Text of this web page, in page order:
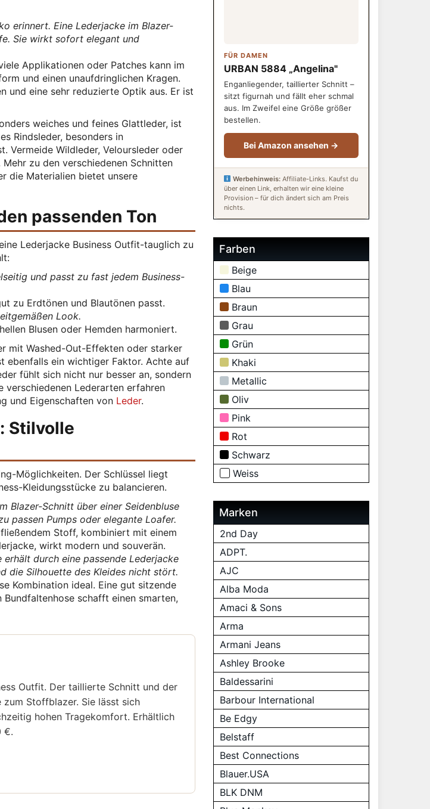
erinnert. Eine Lederjacke im Blazer-
Sie wirkt sofort elegant und
Applikationen oder Patches kann im
und einen unaufdringlichen Kragen.
und eine sehr reduzierte Optik aus. Er ist
weiches und feines Glattleder, ist
Rindsleder, besonders in
Vermeide Wildleder, Veloursleder oder
zu den verschiedenen Schnitten
die Materialien bietet unsere
passenden Ton
Lederjacke Business Outfit-tauglich zu
und passt zu fast jedem Business-
zu Erdtönen und Blautönen passt.
Look.
Blusen oder Hemden harmoniert.
mit Washed-Out-Effekten oder starker
ebenfalls ein wichtiger Faktor. Achte auf
fühlt sich nicht nur besser an, sondern
verschiedenen Lederarten erfahren
und Eigenschaften von Leder.
Stilvolle
Möglichkeiten. Der Schlüssel liegt
Kleidungsstücke zu balancieren.
Blazer-Schnitt über einer Seidenbluse
passen Pumps oder elegante Loafer.
Stoff, kombiniert mit einem
wirkt modern und souverän.
durch eine passende Lederjacke
die Silhouette des Kleides nicht stört.
Kombination ideal. Eine gut sitzende
schafft einen smarten,
Outfit. Der taillierte Schnitt und der
Stoffblazer. Sie lässt sich
hohen Tragekomfort. Erhältlich
€.
FÜR DAMEN
URBAN 5884 „Angelina"
Enganliegender, taillierter Schnitt –
sitzt figurnah und fällt eher schmal
aus. Im Zweifel eine Größe größer
bestellen.
Bei Amazon ansehen →
Werbehinweis: Affiliate-Links. Kaufst du
über einen Link, erhalten wir eine kleine
Provision – für dich ändert sich am Preis
nichts.
Farben
Beige
Blau
Braun
Grau
Grün
Khaki
Metallic
Oliv
Pink
Rot
Schwarz
Weiss
Marken
2nd Day
ADPT.
AJC
Alba Moda
Amaci & Sons
Arma
Armani Jeans
Ashley Brooke
Baldessarini
Barbour International
Be Edgy
Belstaff
Best Connections
Blauer.USA
BLK DNM